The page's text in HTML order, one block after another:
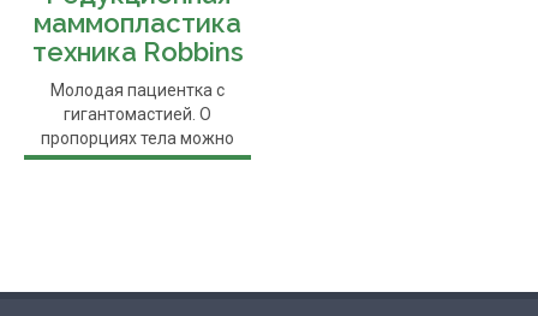
маммопластика
техника Robbins
Молодая пациентка с
гигантомастией. О
пропорциях тела можно
судить по ...